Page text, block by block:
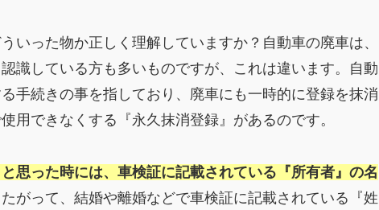
いった物か正しく理解していますか？自動車の廃車は、
識している方も多いものですが、これは違います。自動
手続きの事を指しており、廃車にも一時的に登録を抹消
用できなくする『永久抹消登録』があるのです。
思った時には、車検証に記載されている『所有者』の名
がって、結婚や離婚などで車検証に記載されている『姓